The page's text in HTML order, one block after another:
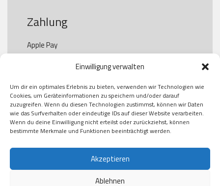
Einwilligung verwalten
Um dir ein optimales Erlebnis zu bieten, verwenden wir Technologien wie
Cookies, um Geräteinformationen zu speichern und/oder darauf
zuzugreifen. Wenn du diesen Technologien zustimmst, können wir Daten
wie das Surfverhalten oder eindeutige IDs auf dieser Website verarbeiten.
Wenn du deine Einwilligung nicht erteilst oder zurückziehst, können
bestimmte Merkmale und Funktionen beeinträchtigt werden.
Akzeptieren
Ablehnen
Zahlung
Apple Pay
Paypal
Kauf auf Rechung
Klarna
American Express